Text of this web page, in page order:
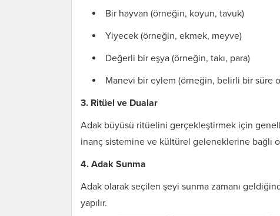
Bir hayvan (örneğin, koyun, tavuk)
Yiyecek (örneğin, ekmek, meyve)
Değerli bir eşya (örneğin, takı, para)
Manevi bir eylem (örneğin, belirli bir süre
3. Ritüel ve Dualar
Adak büyüsü ritüelini gerçekleştirmek için
inanç sistemine ve kültürel geleneklerine bağlı
4. Adak Sunma
Adak olarak seçilen şeyi sunma zamanı
yapılır.
Muhabbeti Artıran
Dua ve Etkileri